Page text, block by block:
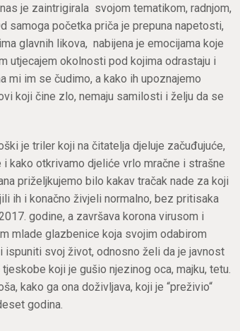
je zaintrigirala svojom tematikom, radnjom,
samoga početka priča je prepuna napetosti,
glavnih likova, nabijena je emocijama koje
utjecajem okolnosti pod kojima odrastaju i
mi im se čudimo, a kako ih upoznajemo
koji čine zlo, nemaju samilosti i želju da se
je triler koji na čitatelja djeluje začuđujuće,
kako otkrivamo djeliće vrlo mračne i strašne
priželjkujemo bilo kakav tračak nade za koji
ih i konačno živjeli normalno, bez pritisaka
godine, a završava korona virusom i
mlade glazbenice koja svojim odabirom
ispuniti svoj život, odnosno želi da je javnost
koji je gušio njezinog oca, majku, tetu.
kako ga ona doživljava, koji je “preživio“
godina.